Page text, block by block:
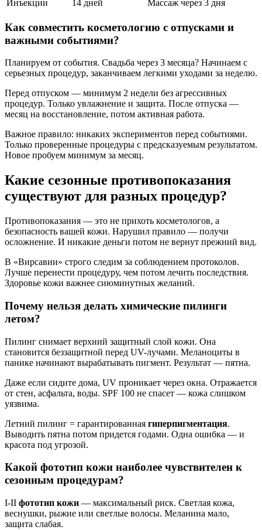
Инъекции
14 дней Массаж через 3 дня
Как совместить косметологию с отпусками и
важными событиями?
Планируем от события. Свадьба через 3 месяца? Начинаем с
серьезных процедур, заканчиваем легкими уходами за неделю.
Перед отпуском — минимум 2 недели без агрессивных
процедур. Только увлажнение и защита. После отпуска —
месяц на восстановление, потом активная работа.
Важное правило: никаких экспериментов перед событиями.
Только проверенные процедуры с предсказуемым результатом.
Новое пробуем минимум за месяц.
Какие сезонные противопоказания
существуют для разных процедур?
Противопоказания — это не прихоть косметологов, а
безопасность вашей кожи. Нарушил правило — получи
осложнение. И никакие деньги потом не вернут прежний вид.
В «Вирсавии» строго следим за соблюдением протоколов.
Лучше перенести процедуру, чем потом лечить последствия.
Здоровье кожи важнее сиюминутных желаний.
Почему нельзя делать химические пилинги
летом?
Пилинг снимает верхний защитный слой кожи. Она
становится беззащитной перед UV-лучами. Меланоциты в
панике начинают вырабатывать пигмент. Результат — пятна.
Даже если сидите дома, UV проникает через окна. Отражается
от стен, асфальта, воды. SPF 100 не спасет — кожа слишком
уязвима.
Летний пилинг = гарантированная гиперпигментация.
Выводить пятна потом придется годами. Одна ошибка — и
красота под угрозой.
Какой фототип кожи наиболее чувствителен к
сезонным процедурам?
I-II фототип кожи — максимальный риск. Светлая кожа,
веснушки, рыжие или светлые волосы. Меланина мало,
защита слабая.